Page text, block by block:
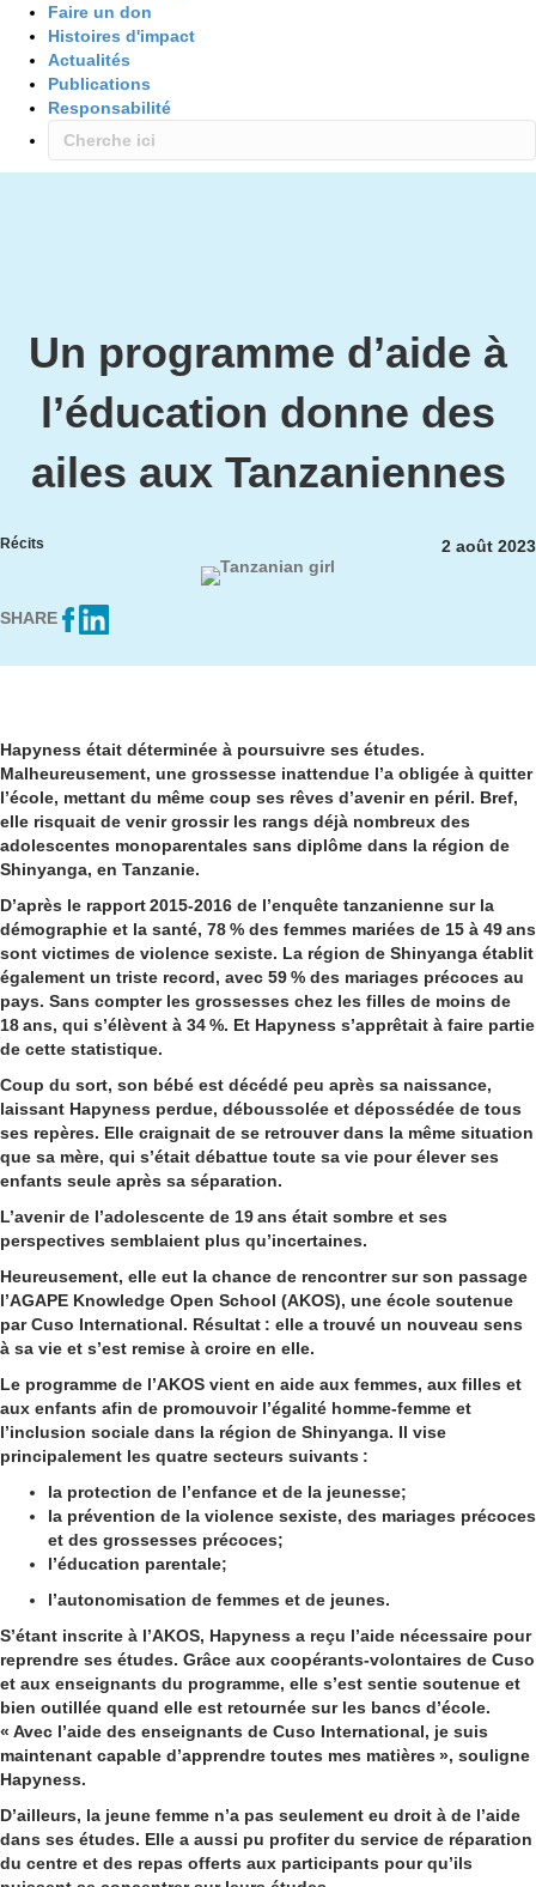
Faire un don
Histoires d'impact
Actualités
Publications
Responsabilité
Un programme d’aide à
l’éducation donne des
ailes aux Tanzaniennes
Récits 2 août 2023
SHARE
Hapyness était déterminée à poursuivre ses études.
Malheureusement, une grossesse inattendue l’a obligée à quitter
l’école, mettant du même coup ses rêves d’avenir en péril. Bref,
elle risquait de venir grossir les rangs déjà nombreux des
adolescentes monoparentales sans diplôme dans la région de
Shinyanga, en Tanzanie.
D’après le rapport 2015-2016 de l’enquête tanzanienne sur la
démographie et la santé, 78 % des femmes mariées de 15 à 49 ans
sont victimes de violence sexiste. La région de Shinyanga établit
également un triste record, avec 59 % des mariages précoces au
pays. Sans compter les grossesses chez les filles de moins de
18 ans, qui s’élèvent à 34 %. Et Hapyness s’apprêtait à faire partie
de cette statistique.
Coup du sort, son bébé est décédé peu après sa naissance,
laissant Hapyness perdue, déboussolée et dépossédée de tous
ses repères. Elle craignait de se retrouver dans la même situation
que sa mère, qui s’était débattue toute sa vie pour élever ses
enfants seule après sa séparation.
L’avenir de l’adolescente de 19 ans était sombre et ses
perspectives semblaient plus qu’incertaines.
Heureusement, elle eut la chance de rencontrer sur son passage
l’AGAPE Knowledge Open School (AKOS), une école soutenue
par Cuso International. Résultat : elle a trouvé un nouveau sens
à sa vie et s’est remise à croire en elle.
Le programme de l’AKOS vient en aide aux femmes, aux filles et
aux enfants afin de promouvoir l’égalité homme-femme et
l’inclusion sociale dans la région de Shinyanga. Il vise
principalement les quatre secteurs suivants :
la protection de l’enfance et de la jeunesse;
la prévention de la violence sexiste, des mariages précoces
et des grossesses précoces;
l’éducation parentale;
l’autonomisation de femmes et de jeunes.
S’étant inscrite à l’AKOS, Hapyness a reçu l’aide nécessaire pour
reprendre ses études. Grâce aux coopérants-volontaires de Cuso
et aux enseignants du programme, elle s’est sentie soutenue et
bien outillée quand elle est retournée sur les bancs d’école.
« Avec l’aide des enseignants de Cuso International, je suis
maintenant capable d’apprendre toutes mes matières », souligne
Hapyness.
D’ailleurs, la jeune femme n’a pas seulement eu droit à de l’aide
dans ses études. Elle a aussi pu profiter du service de réparation
du centre et des repas offerts aux participants pour qu’ils